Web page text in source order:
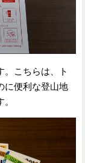
こちらは、ト
に便利な登山地